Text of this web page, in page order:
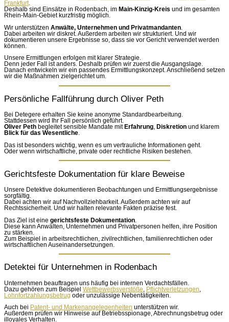
Frankfurt
Deshalb sind Einsätze in Rodenbach, im Main-Kinzig-Kreis und im gesamten
Rhein-Main-Gebiet kurzfristig möglich.
Wir unterstützen Anwälte, Unternehmen und Privatmandanten
Dabei arbeiten wir diskret. Außerdem arbeiten wir strukturiert. Und wir
dokumentieren unsere Ergebnisse so, dass sie vor Gericht verwendet werden
können.
Unsere Ermittlungen erfolgen mit klarer Strategie.
Denn jeder Fall ist anders. Deshalb prüfen wir zuerst die Ausgangslage.
Danach entwickeln wir ein passendes Ermittlungskonzept. Anschließend setzen
wir die Maßnahmen zielgerichtet um.
Persönliche Fallführung durch Oliver Peth
Bei Detegere erhalten Sie keine anonyme Standardbearbeitung.
Stattdessen wird Ihr Fall persönlich geführt.
Oliver Peth begleitet sensible Mandate mit Erfahrung, Diskretion und klarem
Blick für das Wesentliche.
Das ist besonders wichtig, wenn es um vertrauliche Informationen geht.
Oder wenn wirtschaftliche, private oder rechtliche Risiken bestehen.
Gerichtsfeste Dokumentation für klare Beweise
Unsere Detektive dokumentieren Beobachtungen und Ermittlungsergebnisse
sorgfältig.
Dabei achten wir auf Nachvollziehbarkeit. Außerdem achten wir auf
Rechtssicherheit. Und wir halten relevante Fakten präzise fest.
Das Ziel ist eine gerichtsfeste Dokumentation
Diese kann Anwälten, Unternehmen und Privatpersonen helfen, ihre Position
zu stärken.
Zum Beispiel in arbeitsrechtlichen, zivilrechtlichen, familienrechtlichen oder
wirtschaftlichen Auseinandersetzungen.
Detektei für Unternehmen in Rodenbach
Unternehmen beauftragen uns häufig bei internen Verdachtsfällen.
Dazu gehören zum Beispiel Wettbewerbsverstöße Pflichtverletzungen
Lohnfortzahlungsbetrug oder unzulässige Nebentätigkeiten.
Auch bei Patent- und Markenangelegenheiten unterstützen wir.
Außerdem prüfen wir Hinweise auf Betriebsspionage, Abrechnungsbetrug oder
illoyales Verhalten.